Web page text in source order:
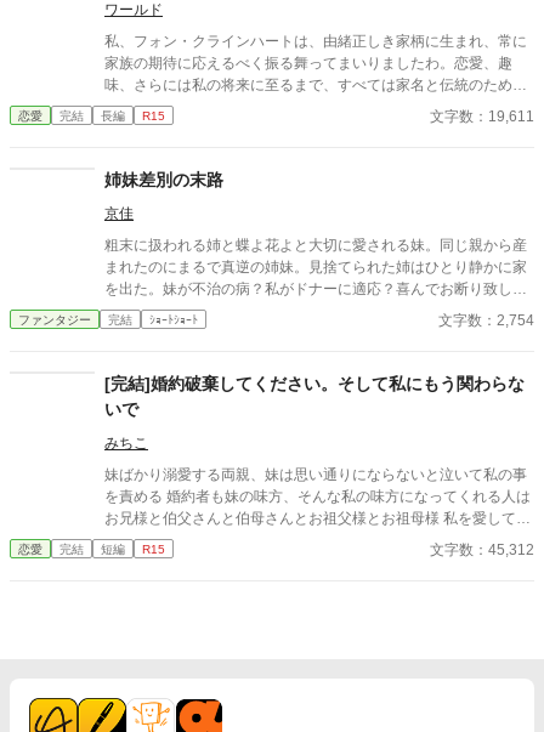
だ護りたかっただけ…。 だから私は泣かない。悪女らしく最後は
笑ってこの世を去るわ。 ❈ 作者独自の世界観です。 ❈ ゆ
るい設定です。 ❈ 処刑エンドなのでバットエンドです。
ワールド
私、フォン・クラインハートは、由緒正しき家柄に生まれ、常に
家族の期待に応えるべく振る舞ってまいりましたわ。恋愛、趣
味、さらには私の将来に至るまで、すべては家名と伝統のため。
しかし、これ以上、我慢するのは終わりにしようと決意いたしま
したわ。 だってなんで私だけ我慢しなくちゃいけないと思ったん
恋愛 完結 長編 R15 文字数：19,611
姉妹差別の末路
京佳
粗末に扱われる姉と蝶よ花よと大切に愛される妹。同じ親から産
まれたのにまるで真逆の姉妹。見捨てられた姉はひとり静かに家
を出た。妹が不治の病？私がドナーに適応？喜んでお断り致しま
す！ 妹嫌悪。ゆるゆる設定 ※初期に書いた物を手直し再投稿＆そ
の後も追記済
ファンタジー 完結 ｼｮｰﾄｼｮｰﾄ 文字数：2,754
[完結]婚約破棄してください。そして私にもう関わらな
いで
みちこ
妹ばかり溺愛する両親、妹は思い通りにならないと泣いて私の事
を責める 婚約者も妹の味方、そんな私の味方になってくれる人は
お兄様と伯父さんと伯母さんとお祖父様とお祖母様 私を愛してく
れる人の為にももう自由になります
恋愛 完結 短編 R15 文字数：45,312